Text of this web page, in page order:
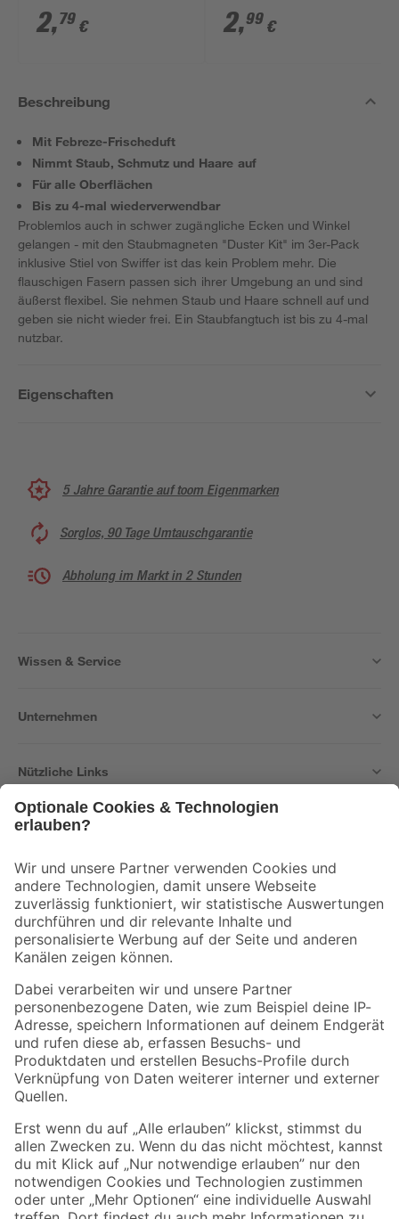
2,79 € 2,99 €
Beschreibung
Mit Febreze-Frischeduft
Nimmt Staub, Schmutz und Haare auf
Für alle Oberflächen
Bis zu 4-mal wiederverwendbar
Problemlos auch in schwer zugängliche Ecken und Winkel
gelangen - mit den Staubmagneten "Duster Kit" im 3er-Pack
inklusive Stiel von Swiffer ist das kein Problem mehr. Die
flauschigen Fasern passen sich ihrer Umgebung an und sind
äußerst flexibel. Sie nehmen Staub und Haare schnell auf und
geben sie nicht wieder frei. Ein Staubfangtuch ist bis zu 4-mal
nutzbar.
Eigenschaften
5 Jahre Garantie auf toom Eigenmarken
Sorglos, 90 Tage Umtauschgarantie
Abholung im Markt in 2 Stunden
Wissen & Service
Unternehmen
Nützliche Links
Der toom Newsletter: Keine Angebote und Aktionen mehr verpassen!
Zur Newsletter Anmeldung
Folge uns
Zahlungsarten Versandarten
Sicher einkaufen
Jetzt die toom-App herunterladen